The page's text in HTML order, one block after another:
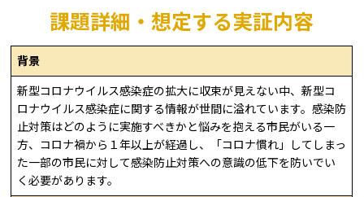
課題詳細・想定する実証内容
背景
新型コロナウイルス感染症の拡大に収束が見えない中、新型コ
ロナウイルス感染症に関する情報が世間に溢れています。感染防
止対策はどのように実施すべきかと悩みを抱える市民がいる一
方、コロナ禍から１年以上が経過し、「コロナ慣れ」してしまっ
た一部の市民に対して感染防止対策への意識の低下を防いでい
く必要があります。